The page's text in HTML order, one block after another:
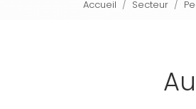
Accueil Secteur